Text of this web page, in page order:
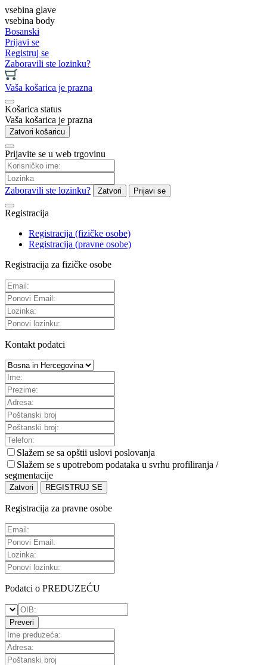
vsebina glave
vsebina body
Bosanski
Prijavi se
Registruj se
Zaboravili ste lozinku?
Vaša košarica je prazna
Košarica status
Vaša košarica je prazna
Zatvori košaricu
Prijavite se u web trgovinu
Zaboravili ste lozinku? Zatvori Prijavi se
Registracija
Registracija (fizičke osobe)
Registracija (pravne osobe)
Registracija za fizičke osobe
Kontakt podatci
Slažem se sa opštii uslovi poslovanja
Slažem se s upotrebom podataka u svrhu profiliranja /
segmentacije
Zatvori REGISTRUJ SE
Registracija za pravne osobe
Podatci o PREDUZEĆU
Preveri